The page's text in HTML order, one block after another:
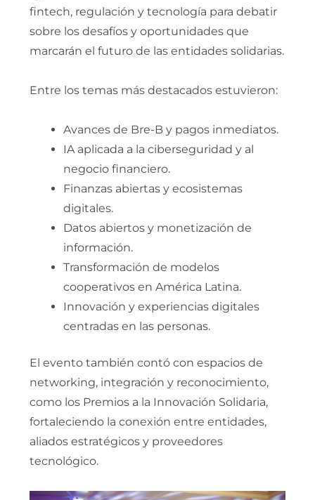
fintech, regulación y tecnología para debatir
sobre los desafíos y oportunidades que
marcarán el futuro de las entidades solidarias.
Entre los temas más destacados estuvieron:
Avances de Bre-B y pagos inmediatos.
IA aplicada a la ciberseguridad y al
negocio financiero.
Finanzas abiertas y ecosistemas
digitales.
Datos abiertos y monetización de
información.
Transformación de modelos
cooperativos en América Latina.
Innovación y experiencias digitales
centradas en las personas.
El evento también contó con espacios de
networking, integración y reconocimiento,
como los Premios a la Innovación Solidaria,
fortaleciendo la conexión entre entidades,
aliados estratégicos y proveedores
tecnológico.